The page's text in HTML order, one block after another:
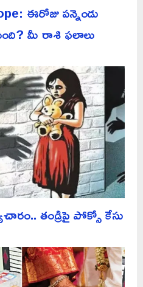
ఈరోజు పన్నెండు
మీ రాశి ఫలాలు
తండ్రిపై పోక్సో కేసు